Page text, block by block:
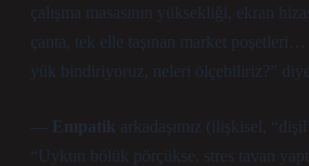
çalışma masasının yüksekliği, ekran
çanta, tek elle taşınan market
yük bindiriyoruz, neleri ölçebiliriz?”
— Empatik arkadaşımız (ilişkisel,
“Uykun bölük pörçükse, stres tavan